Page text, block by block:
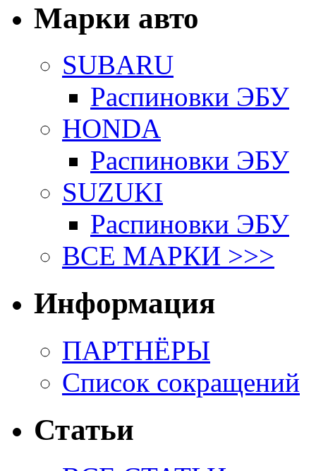
Марки авто
SUBARU
Распиновки ЭБУ
HONDA
Распиновки ЭБУ
SUZUKI
Распиновки ЭБУ
ВСЕ МАРКИ >>>
Информация
ПАРТНЁРЫ
Список сокращений
Статьи